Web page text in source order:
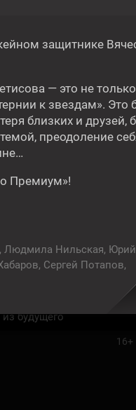
будущего
16+
защитнике
— это не
к звездам». Это
близких и друзей,
преодоление
Премиум»!
Людмила Нильская, Юрий
Сергей Потапов,